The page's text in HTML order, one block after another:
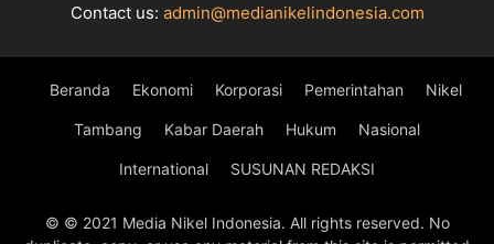
Contact us: admin@medianikelindonesia.com
Beranda Ekonomi Korporasi Pemerintahan Nikel
Tambang Kabar Daerah Hukum Nasional
International SUSUNAN REDAKSI
© © 2021 Media Nikel Indonesia. All rights reserved. No